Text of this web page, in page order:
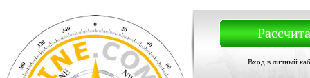
Вход в личный